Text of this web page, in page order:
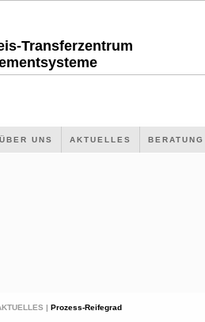
Transferzentrum
UNS AKTUELLES
| Prozess-Reifegrad